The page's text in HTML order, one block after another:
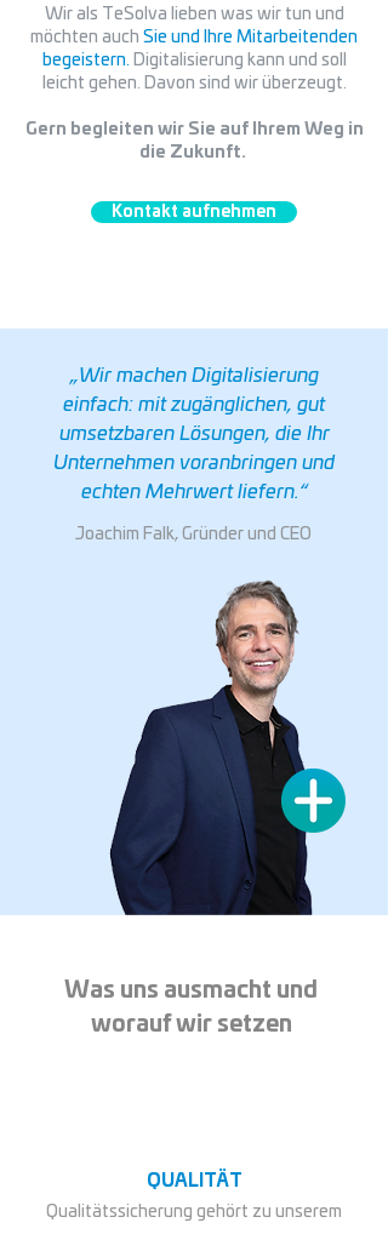
Wir als TeSolva lieben was wir tun und
möchten auch Sie und Ihre Mitarbeitenden
begeistern. Digitalisierung kann und soll
leicht gehen. Davon sind wir überzeugt.
Gern begleiten wir Sie auf Ihrem Weg in
die Zukunft.
Kontakt aufnehmen
„Wir machen Digitalisierung
einfach: mit zugänglichen, gut
umsetzbaren Lösungen, die Ihr
Unternehmen voranbringen und
echten Mehrwert liefern.“
Joachim Falk, Gründer und CEO
Was uns ausmacht und
worauf wir setzen
QUALITÄT
Qualitätssicherung gehört zu unserem